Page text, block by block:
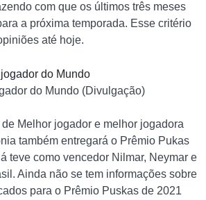
com que os últimos três meses
a próxima temporada. Esse critério
até hoje.
do Mundo (Divulgação)
Melhor jogador e melhor jogadora
também entregará o Prêmio Pukas
teve como vencedor Nilmar, Neymar e
Ainda não se tem informações sobre
para o Prêmio Puskas de 2021